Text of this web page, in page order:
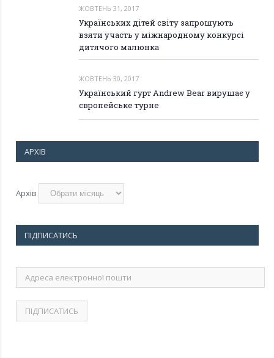
ЖОВТЕНЬ 31, 2017
Українських дітей світу запрошують
взяти участь у міжнародному конкурсі
дитячого малюнка
ЖОВТЕНЬ 30, 2017
Український гурт Andrew Bear вирушає у
європейське турне
АРХІВ
Архів
ПІДПИСАТИСЬ
Адреса
електронної